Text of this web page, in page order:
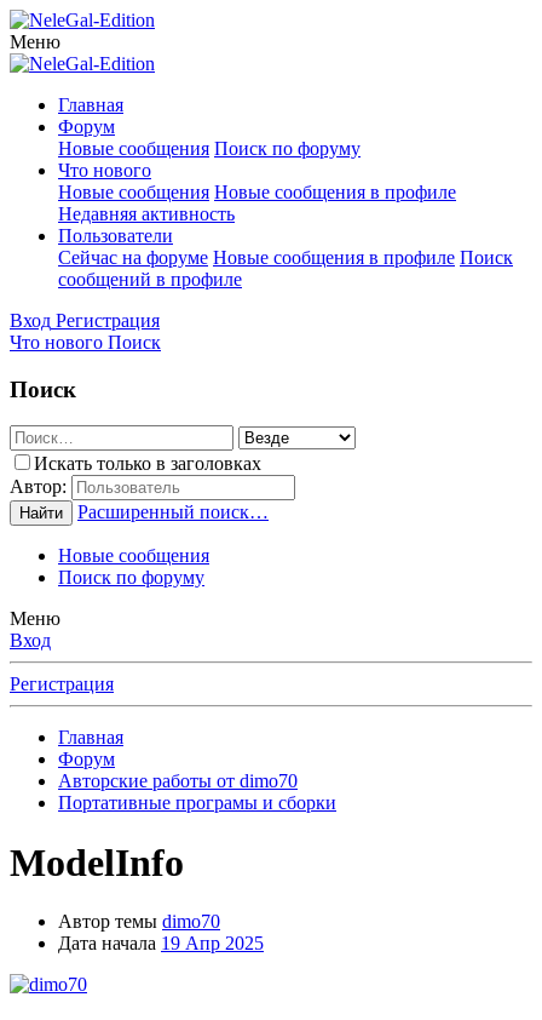
Меню
Главная
Форум
Новые сообщения Поиск по форуму
Что нового
Новые сообщения Новые сообщения в профиле
Недавняя активность
Пользователи
Сейчас на форуме Новые сообщения в профиле Поиск
сообщений в профиле
Вход Регистрация
Что нового Поиск
Поиск
Искать только в заголовках
Автор:
Найти Расширенный поиск…
Новые сообщения
Поиск по форуму
Меню
Вход
Регистрация
Главная
Форум
Авторские работы от dimo70
Портативные програмы и сборки
ModelInfo
Автор темы dimo70
Дата начала 19 Апр 2025